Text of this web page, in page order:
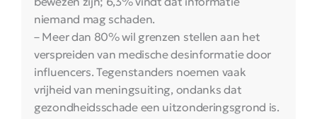
niemand mag schaden.
– Meer dan 80% wil grenzen stellen aan het
verspreiden van medische desinformatie door
influencers. Tegenstanders noemen vaak
vrijheid van meningsuiting, ondanks dat
gezondheidsschade een uitzonderingsgrond is.